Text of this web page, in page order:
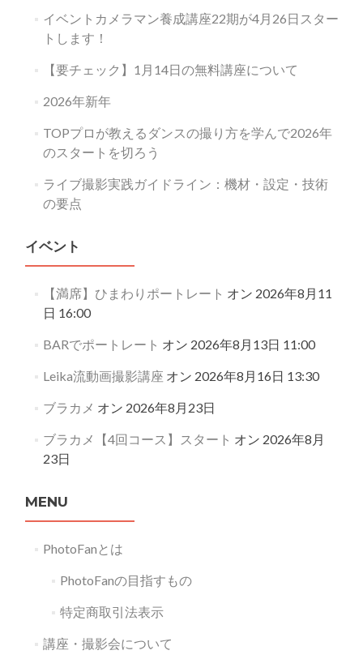
イベントカメラマン養成講座22期が4月26日スター
トします！
【要チェック】1月14日の無料講座について
2026年新年
TOPプロが教えるダンスの撮り方を学んで2026年
のスタートを切ろう
ライブ撮影実践ガイドライン：機材・設定・技術
の要点
イベント
【満席】ひまわりポートレート オン 2026年8月11
日 16:00
BARでポートレート オン 2026年8月13日 11:00
Leika流動画撮影講座 オン 2026年8月16日 13:30
ブラカメ オン 2026年8月23日
ブラカメ【4回コース】スタート オン 2026年8月
23日
MENU
PhotoFanとは
PhotoFanの目指すもの
特定商取引法表示
講座・撮影会について